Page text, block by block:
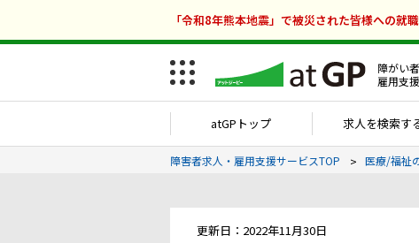
「令和8年熊本地震」で被災された皆様への就
障がい
雇用支
atGPトップ 求人を検索す
障害者求人・雇用支援サービスTOP 医療/福祉
更新日：2022年11月30日